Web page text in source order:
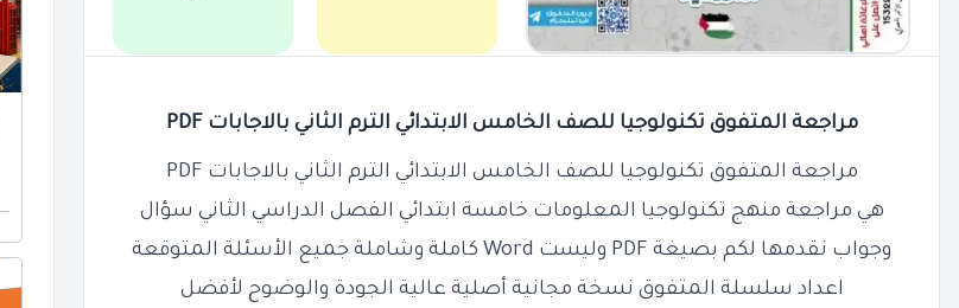
مراجعة المتفوق تكنولوجيا للصف الخامس الابتدائي الترم الثاني بالاجابات PDF
مراجعة المتفوق تكنولوجيا للصف الخامس الابتدائي الترم الثاني بالاجابات PDF
هي مراجعة منهج تكنولوجيا المعلومات خامسة ابتدائي الفصل الدراسي الثاني سؤال
وجواب نقدمها لكم بصيغة PDF وليست Word كاملة وشاملة جميع الأسئلة المتوقعة
اعداد سلسلة المتفوق نسخة مجانية أصلية عالية الجودة والوضوح لأفضل